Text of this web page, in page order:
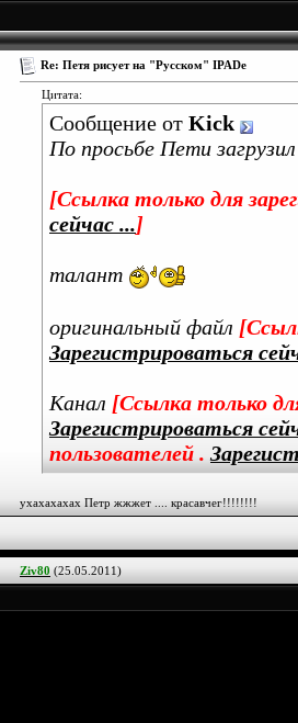
Re: Петя рисует на "Русском" IPADe
Цитата:
Сообщение от Kick
По просьбе Пети
[Ссылка только для
сейчас ...]
талант
оригинальный файл
Зарегистрироваться
Канал [Ссылка только
Зарегистрироваться
пользователей .
ухахахахах Петр жжжет .... красавчег!!!!!!!!
Ziv80 (25.05.2011)